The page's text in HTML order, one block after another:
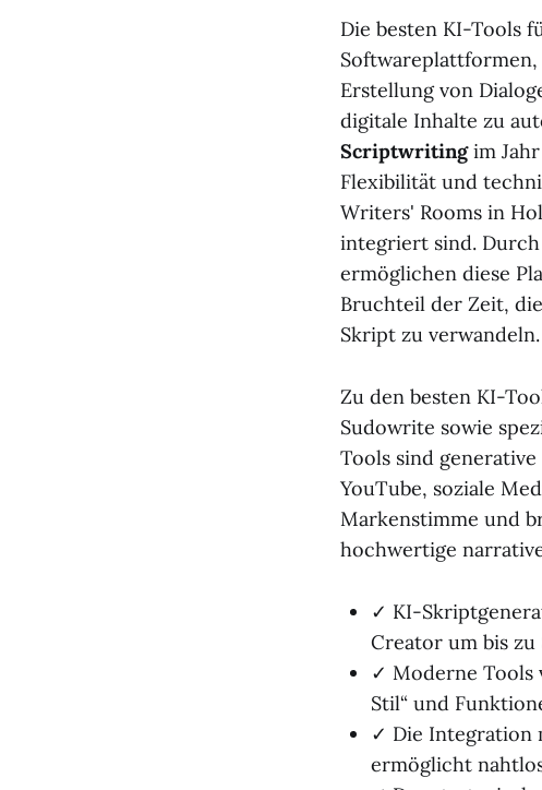
Die besten KI-Tools
Erstellung von
digitale Inhalte zu
Scriptwritingim
Flexibilität und
Writers' Rooms in
integriert sind.
ermöglichen diese
Bruchteil der Zeit,
Skript zu verwandeln.
Zu den besten KI-
Sudowrite sowie
Tools sind
YouTube, soziale
Markenstimme und
hochwertige
✓ KI-
Creator um bis
✓ Moderne Tools
Stil“ und
✓ Die Integration
ermöglicht